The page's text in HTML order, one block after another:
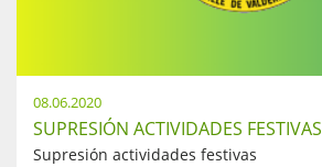
08.06.2020
SUPRESIÓN ACTIVIDADES FESTIVAS
Supresión actividades festivas